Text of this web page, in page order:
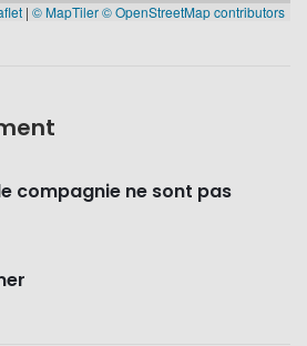
| © MapTiler© OpenStreetMap contributors
compagnie ne sont pas